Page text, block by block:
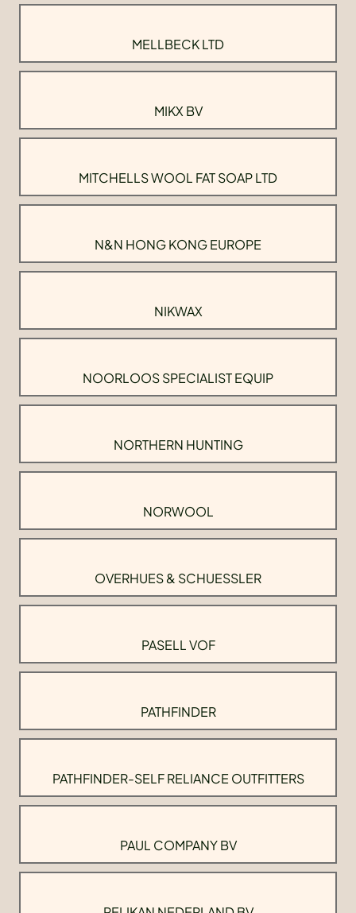
MELLBECK LTD
MIKX BV
MITCHELLS WOOL FAT SOAP LTD
N&N HONG KONG EUROPE
NIKWAX
NOORLOOS SPECIALIST EQUIP
NORTHERN HUNTING
NORWOOL
OVERHUES & SCHUESSLER
PASELL VOF
PATHFINDER
PATHFINDER-SELF RELIANCE OUTFITTERS
PAUL COMPANY BV